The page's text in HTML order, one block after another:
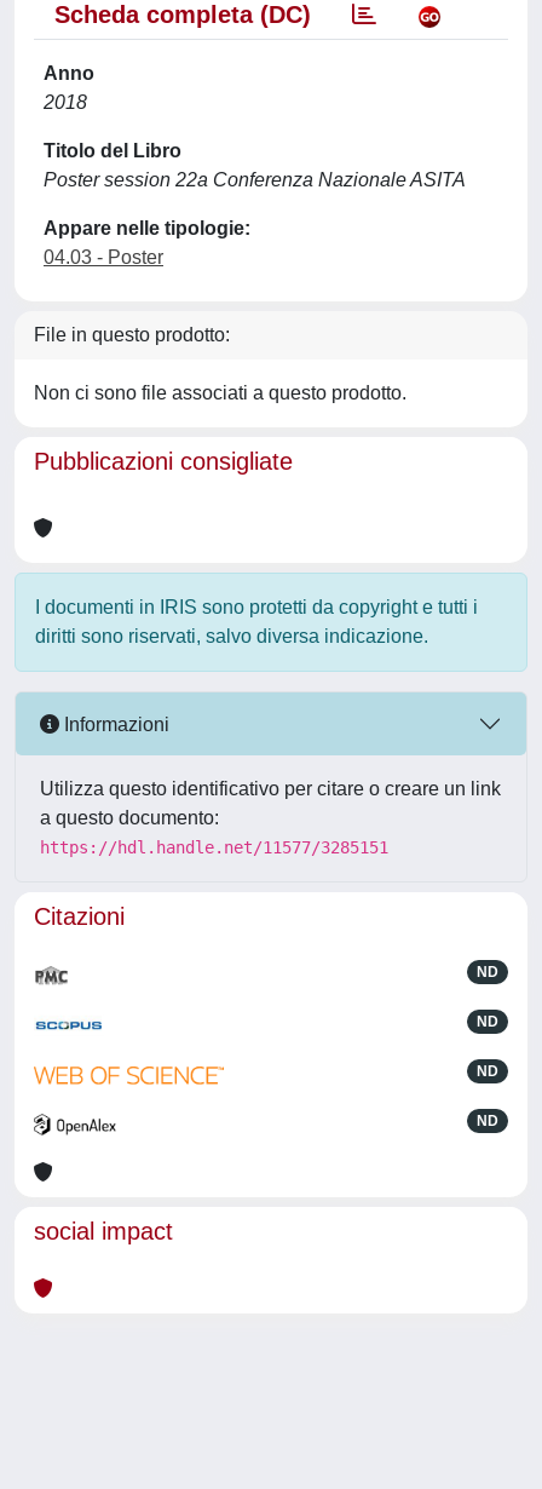
Scheda completa (DC)
Anno
2018
Titolo del Libro
Poster session 22a Conferenza Nazionale ASITA
Appare nelle tipologie:
04.03 - Poster
File in questo prodotto:
Non ci sono file associati a questo prodotto.
Pubblicazioni consigliate
I documenti in IRIS sono protetti da copyright e tutti i
diritti sono riservati, salvo diversa indicazione.
Informazioni
Utilizza questo identificativo per citare o creare un link
a questo documento:
https://hdl.handle.net/11577/3285151
Citazioni
ND
ND
ND
ND
social impact